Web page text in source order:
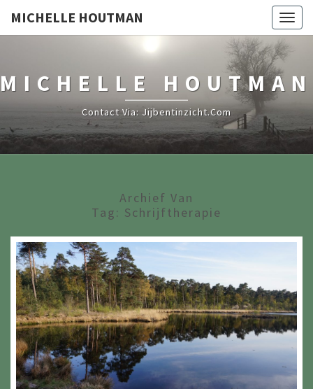
MICHELLE HOUTMAN
MICHELLE HOUTMAN
Contact Via: Jijbentinzicht.com
Archief Van
Tag: Schrijftherapie